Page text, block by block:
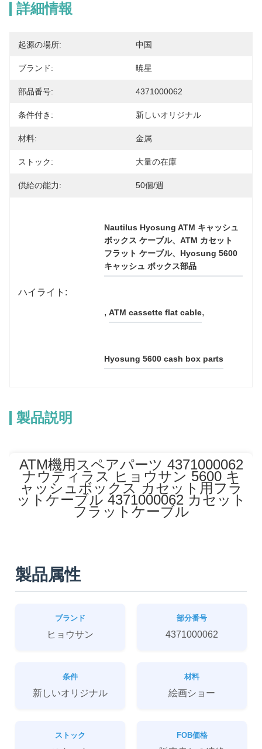
詳細情報
起源の場所: 中国
ブランド: 暁星
部品番号: 4371000062
条件付き: 新しいオリジナル
材料: 金属
ストック: 大量の在庫
供給の能力: 50個/週
ハイライト:
Nautilus Hyosung ATM キャッシュ
ボックス ケーブル、ATM カセット
フラット ケーブル、Hyosung 5600
キャッシュ ボックス部品
, ATM cassette flat cable,
Hyosung 5600 cash box parts
製品説明
ATM機用スペアパーツ 4371000062
ナウティラス ヒョウサン 5600 キ
ャッシュボックス カセット用フラ
ットケーブル 4371000062 カセット
フラットケーブル
製品属性
ブランド
ヒョウサン
部分番号
4371000062
条件
新しいオリジナル
材料
絵画ショー
ストック FOB価格